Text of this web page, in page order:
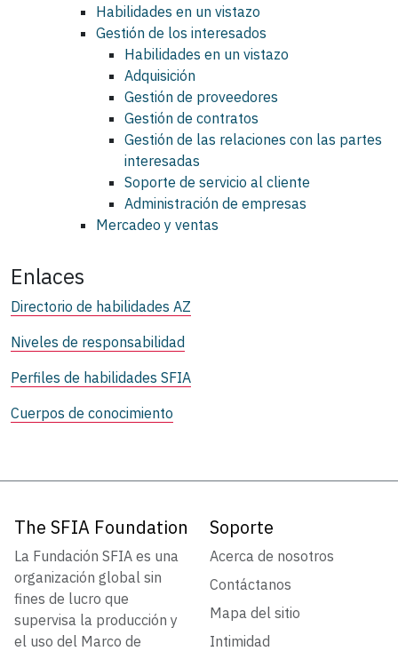
Habilidades en un vistazo
Gestión de los interesados
Habilidades en un vistazo
Adquisición
Gestión de proveedores
Gestión de contratos
Gestión de las relaciones con las partes
interesadas
Soporte de servicio al cliente
Administración de empresas
Mercadeo y ventas
Enlaces
Directorio de habilidades AZ
Niveles de responsabilidad
Perfiles de habilidades SFIA
Cuerpos de conocimiento
The SFIA Foundation
La Fundación SFIA es una
organización global sin
fines de lucro que
supervisa la producción y
el uso del Marco de
Soporte
Acerca de nosotros
Contáctanos
Mapa del sitio
Intimidad